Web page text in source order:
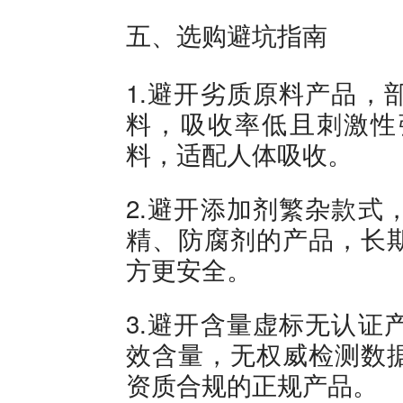
五、选购避坑指南
1.避开劣质原料产品，
料，吸收率低且刺激
料，适配人体吸收。
2.避开添加剂繁杂款式
精、防腐剂的产品，长
方更安全。
3.避开含量虚标无认证
效含量，无权威检测数
资质合规的正规产品。